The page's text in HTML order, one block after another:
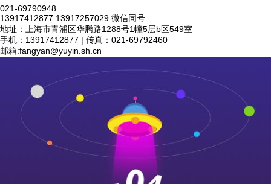
021-69790948
13917412877 13917257029 微信同号
地址：上海市青浦区华腾路1288号1幢5层b区549室
手机：13917412877 | 传真：021-69792460
邮箱:fangyan@yuyin.sh.cn